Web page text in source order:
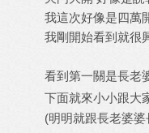
我這次好像是四萬
我剛開始看到就很
看到第一關是長老
下面就來小小跟大
(明明就跟長老婆